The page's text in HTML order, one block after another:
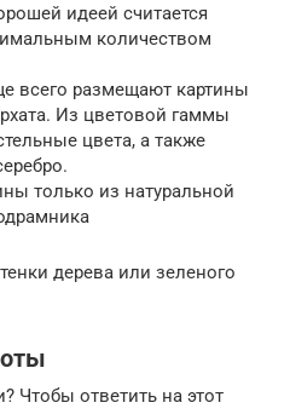
идеей считается
количеством
всего размещают картины
Из цветовой гаммы
цвета, а также
только из натуральной
дерева или зеленого
Чтобы ответить на этот